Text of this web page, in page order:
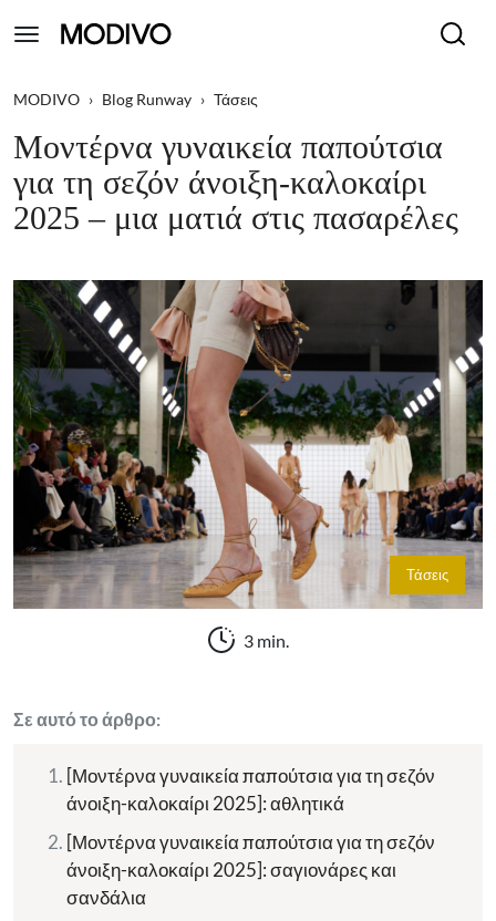
MODIVO › Blog Runway › Τάσεις
Μοντέρνα γυναικεία παπούτσια
για τη σεζόν άνοιξη-καλοκαίρι
2025 – μια ματιά στις πασαρέλες
Τάσεις
3 min.
Σε αυτό το άρθρο:
[Μοντέρνα γυναικεία παπούτσια για τη σεζόν
άνοιξη-καλοκαίρι 2025]: αθλητικά
[Μοντέρνα γυναικεία παπούτσια για τη σεζόν
άνοιξη-καλοκαίρι 2025]: σαγιονάρες και
σανδάλια